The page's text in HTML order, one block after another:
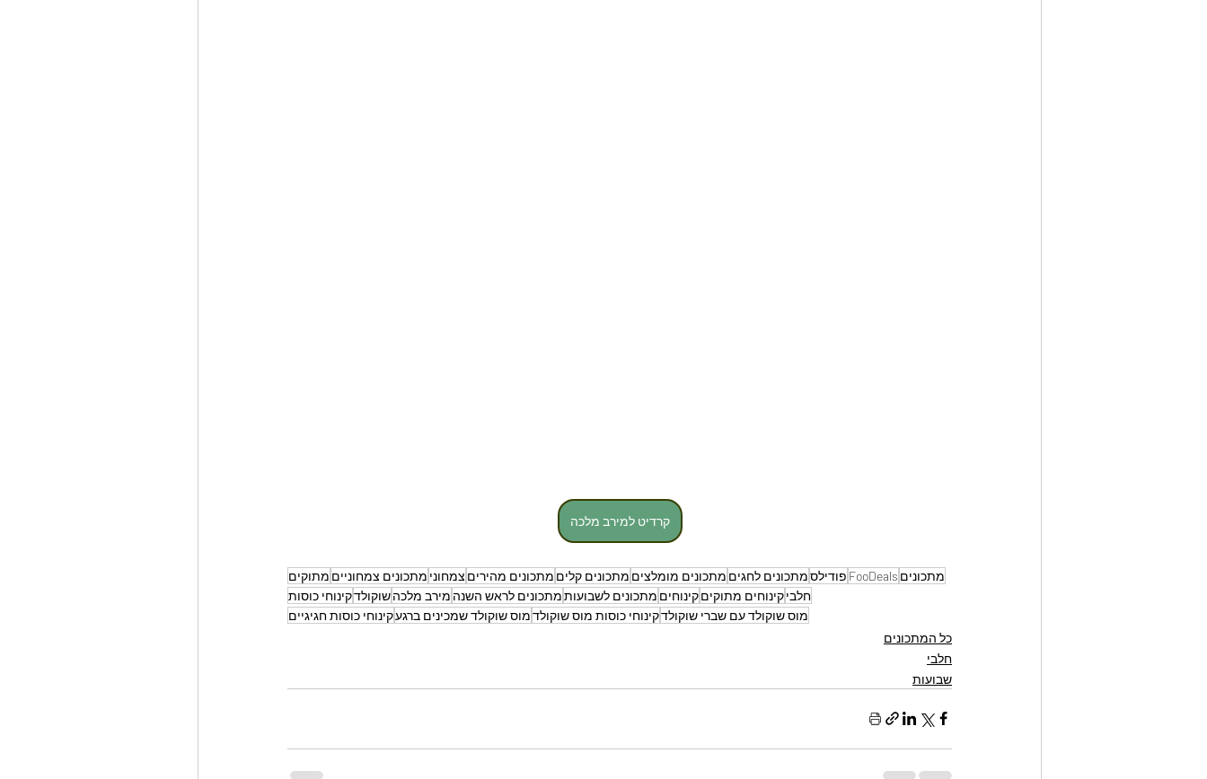
קרדיט למירב מלכה
מתכונים FooDeals פודילסמתכונים לחגים מתכונים מומלצים מתכונים קלים מתכונים מהירים צמחוני מתכונים צמחוניים מתוקים
חלביקינוחים מתוקיםקינוחים מתכונים לשבועותמתכונים לראש השנה מירב מלכהשוקולדקינוחי כוסות
מוס שוקולד עם שברי שוקולדקינוחי כוסות מוס שוקולדמוס שוקולד שמכינים ברגעקינוחי כוסות חגיגיים
כל המתכונים
חלבי
שבועות